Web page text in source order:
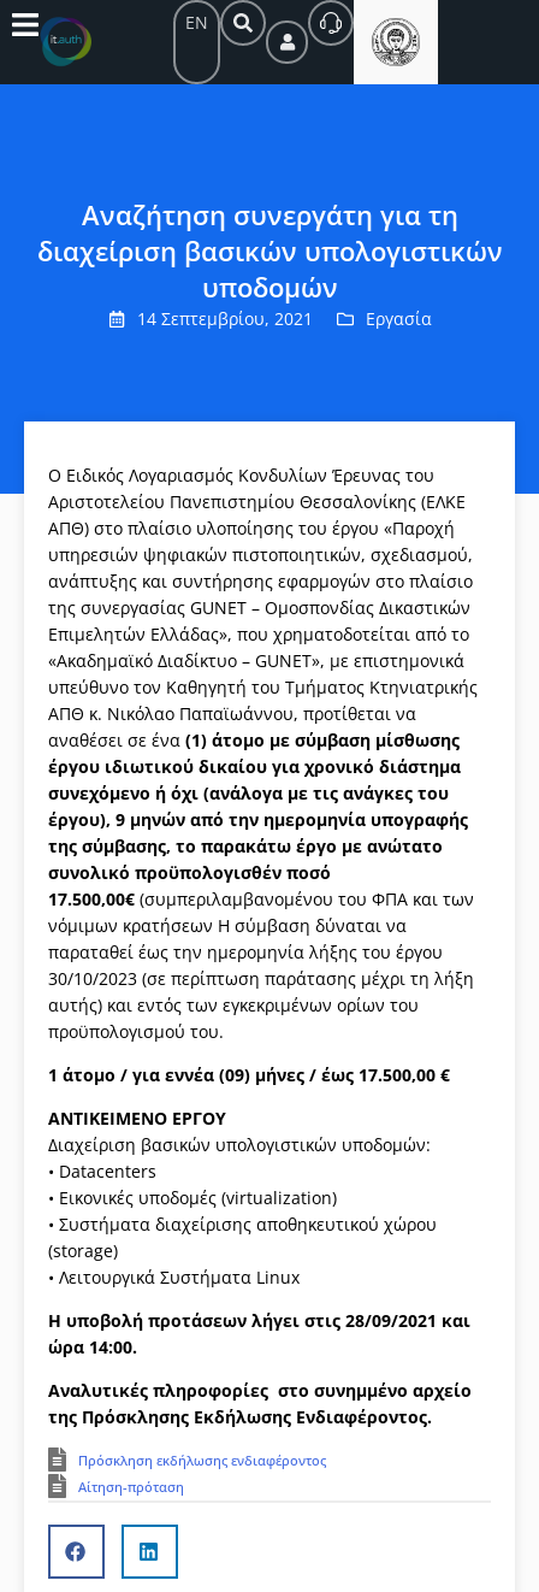
EN
Αναζήτηση συνεργάτη για τη
διαχείριση βασικών υπολογιστικών
υποδομών
14 Σεπτεμβρίου, 2021 Εργασία
Ο Ειδικός Λογαριασμός Κονδυλίων Έρευνας του
Αριστοτελείου Πανεπιστημίου Θεσσαλονίκης (ΕΛΚΕ
ΑΠΘ) στο πλαίσιο υλοποίησης του έργου «Παροχή
υπηρεσιών ψηφιακών πιστοποιητικών, σχεδιασμού,
ανάπτυξης και συντήρησης εφαρμογών στο πλαίσιο
της συνεργασίας GUNET – Ομοσπονδίας Δικαστικών
Επιμελητών Ελλάδας», που χρηματοδοτείται από το
«Ακαδημαϊκό Διαδίκτυο – GUNET», με επιστημονικά
υπεύθυνο τον Καθηγητή του Τμήματος Κτηνιατρικής
ΑΠΘ κ. Νικόλαο Παπαϊωάννου, προτίθεται να
αναθέσει σε ένα (1) άτομο με σύμβαση μίσθωσης
έργου ιδιωτικού δικαίου για χρονικό διάστημα
συνεχόμενο ή όχι (ανάλογα με τις ανάγκες του
έργου), 9 μηνών από την ημερομηνία υπογραφής
της σύμβασης, το παρακάτω έργο με ανώτατο
συνολικό προϋπολογισθέν ποσό
17.500,00€ (συμπεριλαμβανομένου του ΦΠΑ και των
νόμιμων κρατήσεων Η σύμβαση δύναται να
παραταθεί έως την ημερομηνία λήξης του έργου
30/10/2023 (σε περίπτωση παράτασης μέχρι τη λήξη
αυτής) και εντός των εγκεκριμένων ορίων του
προϋπολογισμού του.
1 άτομο / για εννέα (09) μήνες / έως 17.500,00 €
ΑΝΤΙΚΕΙΜΕΝΟ ΕΡΓΟΥ
Διαχείριση βασικών υπολογιστικών υποδομών:
• Datacenters
• Εικονικές υποδομές (virtualization)
• Συστήματα διαχείρισης αποθηκευτικού χώρου
(storage)
• Λειτουργικά Συστήματα Linux
Η υποβολή προτάσεων λήγει στις 28/09/2021 και
ώρα 14:00.
Αναλυτικές πληροφορίες στο συνημμένο αρχείο
της Πρόσκλησης Εκδήλωσης Ενδιαφέροντος.
Πρόσκληση εκδήλωσης ενδιαφέροντος
Αίτηση-πρόταση